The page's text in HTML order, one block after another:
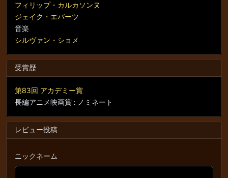
フィリップ・カルカソンヌ
ジェイク・エバーツ
音楽
シルヴァン・ショメ
受賞歴
第83回 アカデミー賞
長編アニメ映画賞 : ノミネート
レビュー投稿
ニックネーム